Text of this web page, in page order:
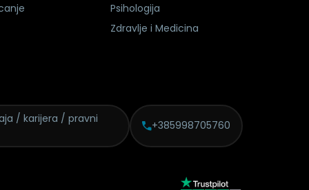
Psihologija
Zdravlje i Medicina
/karijera / pravni
+385998705760